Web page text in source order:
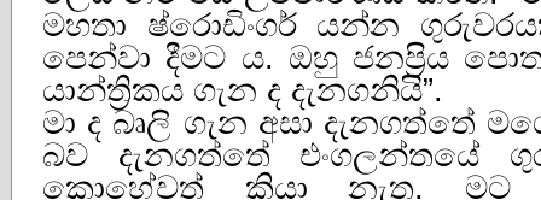
මහතා ෂ්රොඩිංගර් යන්න
පෙන්වා දීමට ය. ඔහු ජනප්‍රිය
යාන්ත්‍රිකය ගැන ද දැනගනියි”.
මා ද බෘලි ගැන අසා දැනගත්තේ
බව දැනගත්තේ එංගලන්තයේ
කොහේවත් කියා නැත. මට